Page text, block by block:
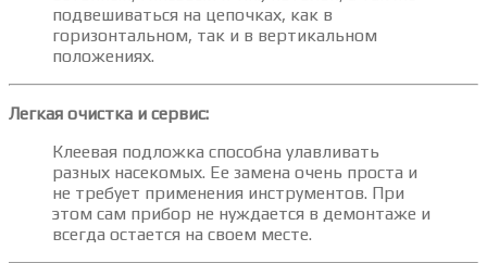
подвешиваться на цепочках, как в
горизонтальном, так и в вертикальном
положениях.
Легкая очистка и сервис:
Клеевая подложка способна улавливать
разных насекомых. Ее замена очень проста и
не требует применения инструментов. При
этом сам прибор не нуждается в демонтаже и
всегда остается на своем месте.